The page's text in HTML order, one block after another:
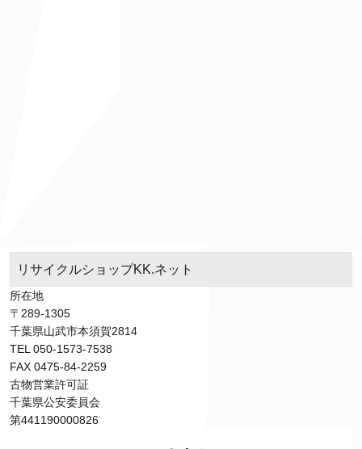
リサイクルショップKK.ネット
所在地
〒289-1305
千葉県山武市本須賀2814
TEL 050-1573-7538
FAX 0475-84-2259
古物営業許可証
千葉県公安委員会
第441190000826